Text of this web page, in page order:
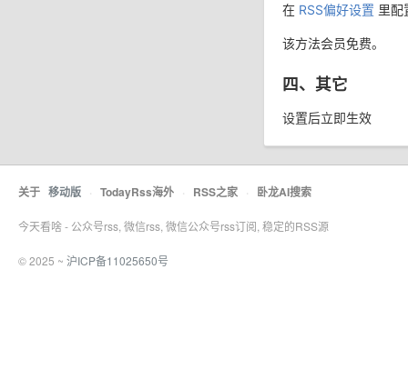
在 RSS偏好设置 里配
该方法会员免费。
四、其它
设置后立即生效
关于 移动版 · TodayRss海外 · RSS之家 · 卧龙AI搜索
今天看啥 - 公众号rss, 微信rss, 微信公众号rss订阅, 稳定的RSS源
© 2025 ~ 沪ICP备11025650号